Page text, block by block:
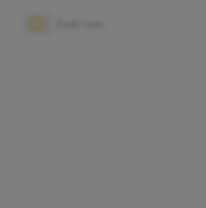
Zoeken